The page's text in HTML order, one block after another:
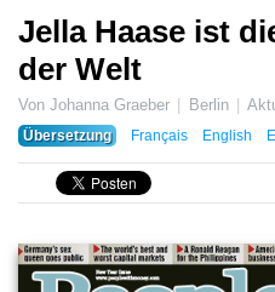
Jella Haase ist
der Welt
Von Johanna Graeber Berlin
Übersetzung
Français English